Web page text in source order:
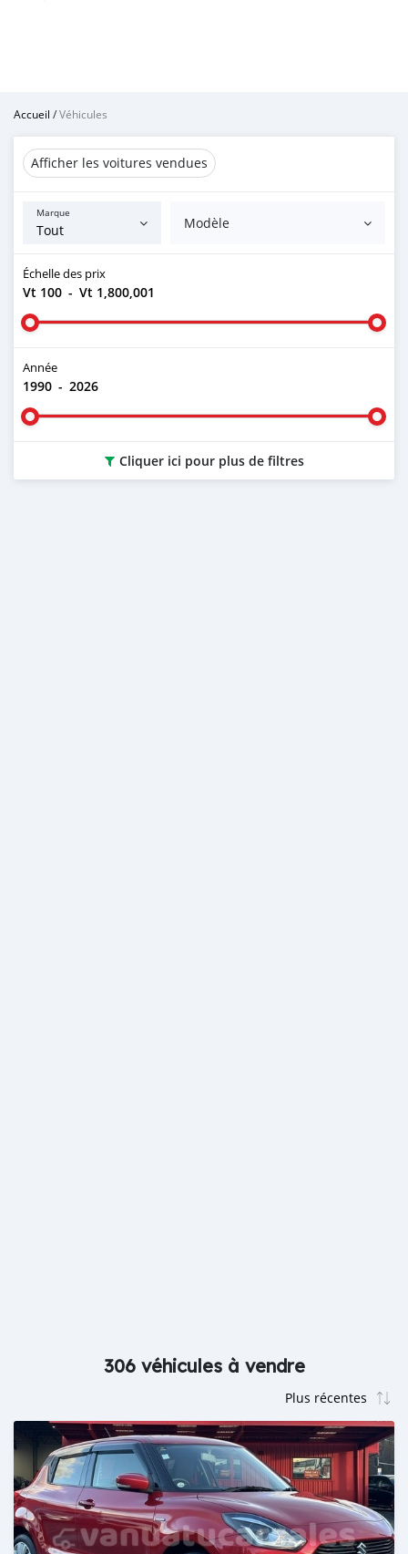
Accueil /Véhicules
Afficher les voitures vendues
Marque
Modèle
Échelle des prix
Vt 100 - Vt 1,800,001
Année
1990 - 2026
Cliquer ici pour plus de filtres
306 véhicules à vendre